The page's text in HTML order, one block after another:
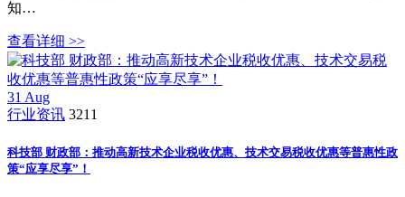
知…
查看详细 >>
31 Aug
行业资讯 3211
科技部 财政部：推动高新技术企业税收优惠、技术交易税收优惠等普惠性政
策“应享尽享”！